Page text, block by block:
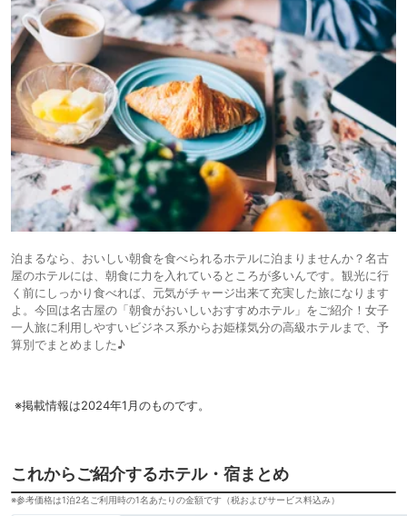
泊まるなら、おいしい朝食を食べられるホテルに泊まりませんか？名古
屋のホテルには、朝食に力を入れているところが多いんです。観光に行
く前にしっかり食べれば、元気がチャージ出来て充実した旅になります
よ。今回は名古屋の「朝食がおいしいおすすめホテル」をご紹介！女子
一人旅に利用しやすいビジネス系からお姫様気分の高級ホテルまで、予
算別でまとめました♪
※掲載情報は2024年1月のものです。
これからご紹介するホテル・宿まとめ
※参考価格は1泊2名ご利用時の1名あたりの金額です（税およびサービス料込み）